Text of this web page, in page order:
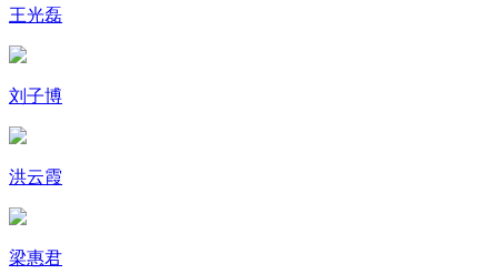
王光磊
刘子博
洪云霞
梁惠君